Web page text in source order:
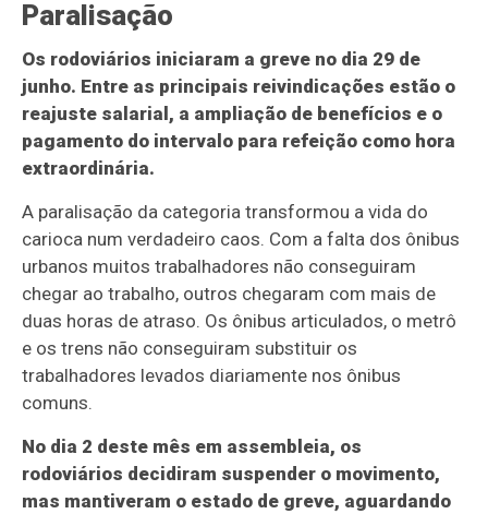
Paralisação
Os rodoviários iniciaram a greve no dia 29 de
junho. Entre as principais reivindicações estão o
reajuste salarial, a ampliação de benefícios e o
pagamento do intervalo para refeição como hora
extraordinária.
A paralisação da categoria transformou a vida do
carioca num verdadeiro caos. Com a falta dos ônibus
urbanos muitos trabalhadores não conseguiram
chegar ao trabalho, outros chegaram com mais de
duas horas de atraso. Os ônibus articulados, o metrô
e os trens não conseguiram substituir os
trabalhadores levados diariamente nos ônibus
comuns.
No dia 2 deste mês em assembleia, os
rodoviários decidiram suspender o movimento,
mas mantiveram o estado de greve, aguardando